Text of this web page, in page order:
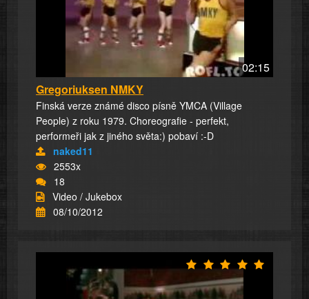
02:15
Gregoriuksen NMKY
Finská verze známé disco písně YMCA (Village
People) z roku 1979. Choreografie - perfekt,
performeři jak z jiného světa:) pobaví :-D
naked11
2553x
18
Video / Jukebox
08/10/2012